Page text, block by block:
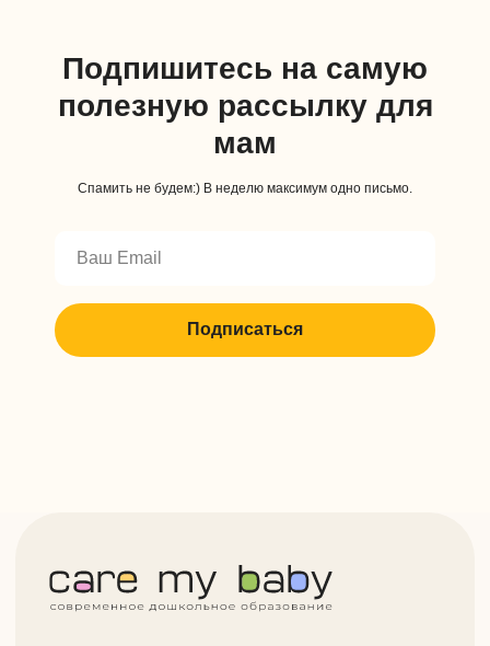
Подпишитесь на самую
полезную рассылку для
мам
Спамить не будем:) В неделю максимум одно письмо.
Подписаться
121357, Москва г, ул Инициативная, д. 10, к. 1, кв. 13